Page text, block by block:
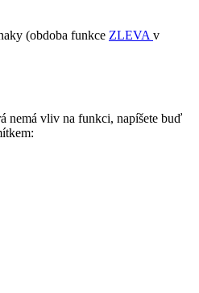
(obdoba funkce ZLEVA v
nemá vliv na funkci, napíšete buď